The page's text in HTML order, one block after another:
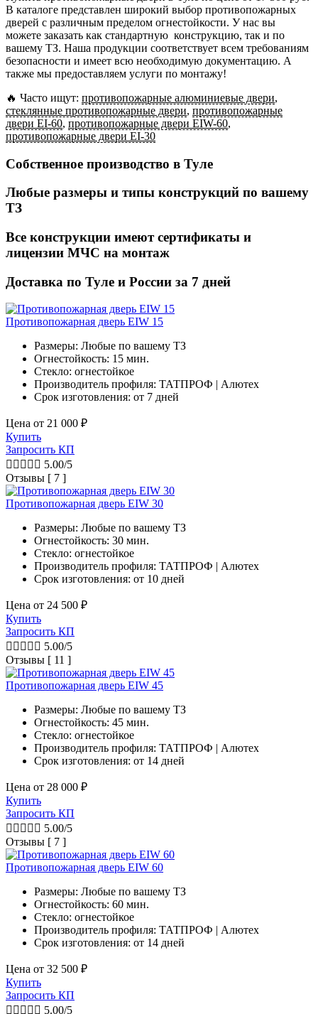
В каталоге представлен широкий выбор противопожарных
дверей с различным пределом огнестойкости. У нас вы
можете заказать как стандартную конструкцию, так и по
вашему ТЗ. Наша продукции соответствует всем требованиям
безопасности и имеет всю необходимую документацию. А
также мы предоставляем услуги по монтажу!
🔥 Часто ищут: противопожарные алюминиевые двери,
стеклянные противопожарные двери, противопожарные
двери EI-60, противопожарные двери EIW-60,
противопожарные двери EI-30
Собственное производство в Туле
Любые размеры и типы конструкций по вашему
ТЗ​
Все конструкции имеют сертификаты и
лицензии МЧС на монтаж​
Доставка по Туле и России за 7 дней
Противопожарная дверь EIW 15
Размеры: Любые по вашему ТЗ
Огнестойкость: 15 мин.
Стекло: огнестойкое
Производитель профиля: ТАТПРОФ | Алютех
Срок изготовления: от 7 дней
Цена от 21 000 ₽
Купить
Запросить КП
     5.00/5
Отзывы [ 7 ]
Противопожарная дверь EIW 30
Размеры: Любые по вашему ТЗ
Огнестойкость: 30 мин.
Стекло: огнестойкое
Производитель профиля: ТАТПРОФ | Алютех
Срок изготовления: от 10 дней
Цена от 24 500 ₽
Купить
Запросить КП
     5.00/5
Отзывы [ 11 ]
Противопожарная дверь EIW 45
Размеры: Любые по вашему ТЗ
Огнестойкость: 45 мин.
Стекло: огнестойкое
Производитель профиля: ТАТПРОФ | Алютех
Срок изготовления: от 14 дней
Цена от 28 000 ₽
Купить
Запросить КП
     5.00/5
Отзывы [ 7 ]
Противопожарная дверь EIW 60
Размеры: Любые по вашему ТЗ
Огнестойкость: 60 мин.
Стекло: огнестойкое
Производитель профиля: ТАТПРОФ | Алютех
Срок изготовления: от 14 дней
Цена от 32 500 ₽
Купить
Запросить КП
     5.00/5